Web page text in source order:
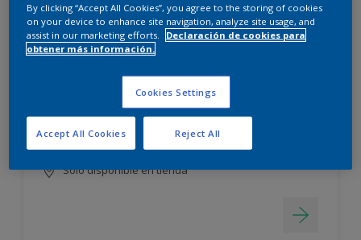
Incamax
Blanco más durable
Sólo disponible en tienda
By clicking “Accept All Cookies”, you agree to the storing of cookies
on your device to enhance site navigation, analyze site usage, and
assist in our marketing efforts.
Declaración de cookies para
obtener más información.
Cookies Settings
Reject All
Accept All Cookies